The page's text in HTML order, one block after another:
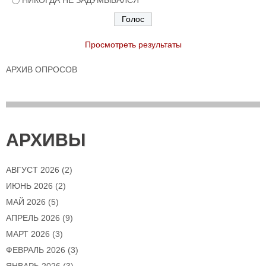
Просмотреть результаты
АРХИВ ОПРОСОВ
АРХИВЫ
АВГУСТ 2026 (2)
ИЮНЬ 2026 (2)
МАЙ 2026 (5)
АПРЕЛЬ 2026 (9)
МАРТ 2026 (3)
ФЕВРАЛЬ 2026 (3)